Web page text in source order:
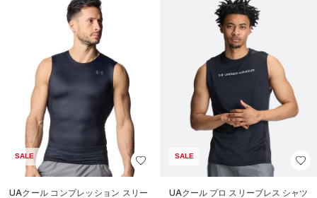
SALE
UAクール コンプレッション スリー
SALE
UAクール プロ スリーブレス シャツ